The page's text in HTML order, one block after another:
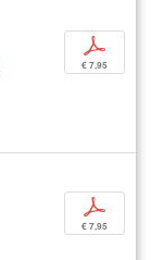
p
€ 7,95
p
€ 7,95